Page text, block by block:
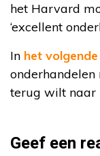
het Harvard
‘excellent
In het
terug wilt naar
Geef een